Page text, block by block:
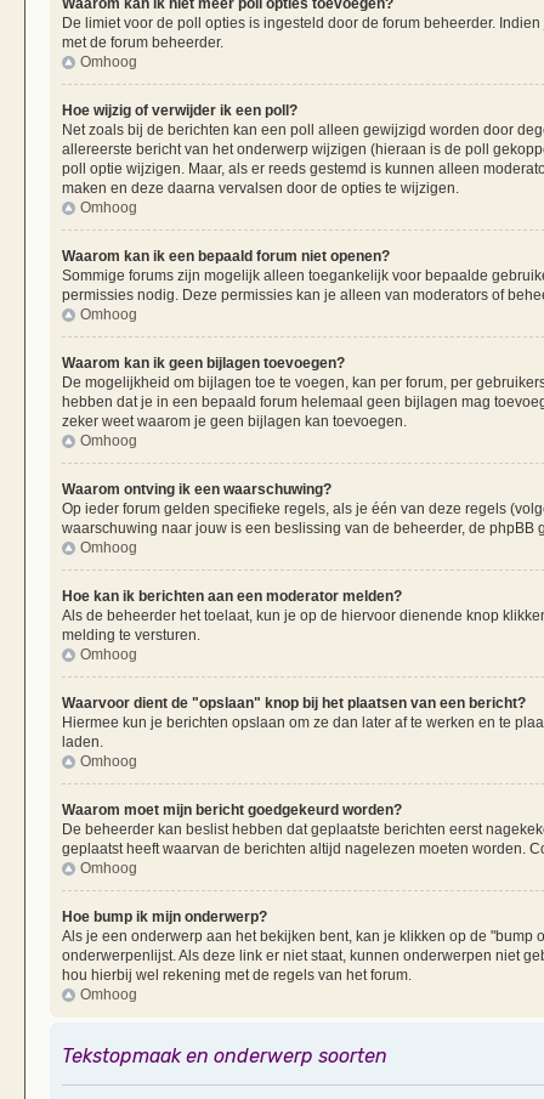
De limiet voor de poll opties is ingesteld door de forum beheerder.
met de forum beheerder.
Omhoog
Hoe wijzig of verwijder ik een poll?
Net zoals bij de berichten kan een poll alleen gewijzigd worden door
allereerste bericht van het onderwerp wijzigen (hieraan is de poll
poll optie wijzigen. Maar, als er reeds gestemd is kunnen alleen
maken en deze daarna vervalsen door de opties te wijzigen.
Omhoog
Waarom kan ik een bepaald forum niet openen?
Sommige forums zijn mogelijk alleen toegankelijk voor bepaalde
permissies nodig. Deze permissies kan je alleen van moderators of
Omhoog
Waarom kan ik geen bijlagen toevoegen?
De mogelijkheid om bijlagen toe te voegen, kan per forum, per
hebben dat je in een bepaald forum helemaal geen bijlagen mag
zeker weet waarom je geen bijlagen kan toevoegen.
Omhoog
Waarom ontving ik een waarschuwing?
Op ieder forum gelden specifieke regels, als je één van deze regels
waarschuwing naar jouw is een beslissing van de beheerder, de phpBB
Omhoog
Hoe kan ik berichten aan een moderator melden?
Als de beheerder het toelaat, kun je op de hiervoor dienende knop
melding te versturen.
Omhoog
Waarvoor dient de "opslaan" knop bij het plaatsen van een bericht?
Hiermee kun je berichten opslaan om ze dan later af te werken en te
laden.
Omhoog
Waarom moet mijn bericht goedgekeurd worden?
De beheerder kan beslist hebben dat geplaatste berichten eerst
geplaatst heeft waarvan de berichten altijd nagelezen moeten worden.
Omhoog
Hoe bump ik mijn onderwerp?
Als je een onderwerp aan het bekijken bent, kan je klikken op de
onderwerpenlijst. Als deze link er niet staat, kunnen onderwerpen niet
hou hierbij wel rekening met de regels van het forum.
Omhoog
Tekstopmaak en onderwerp soorten